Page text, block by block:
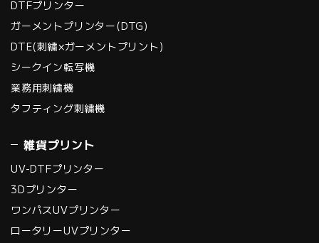
DTFプリンター
ガーメントプリンター(DTG)
DTE(刺繍×ガーメントプリント)
シークイン転写機
業務用刺繍機
タフティング刺繍機
雑貨プリント
UV-DTFプリンター
3Dプリンター
ワンパスUVプリンター
ロータリーUVプリンター